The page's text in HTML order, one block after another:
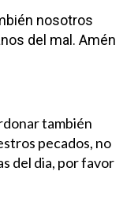
nosotros
del mal. Amén
también
pecados, no
del dia, por favor